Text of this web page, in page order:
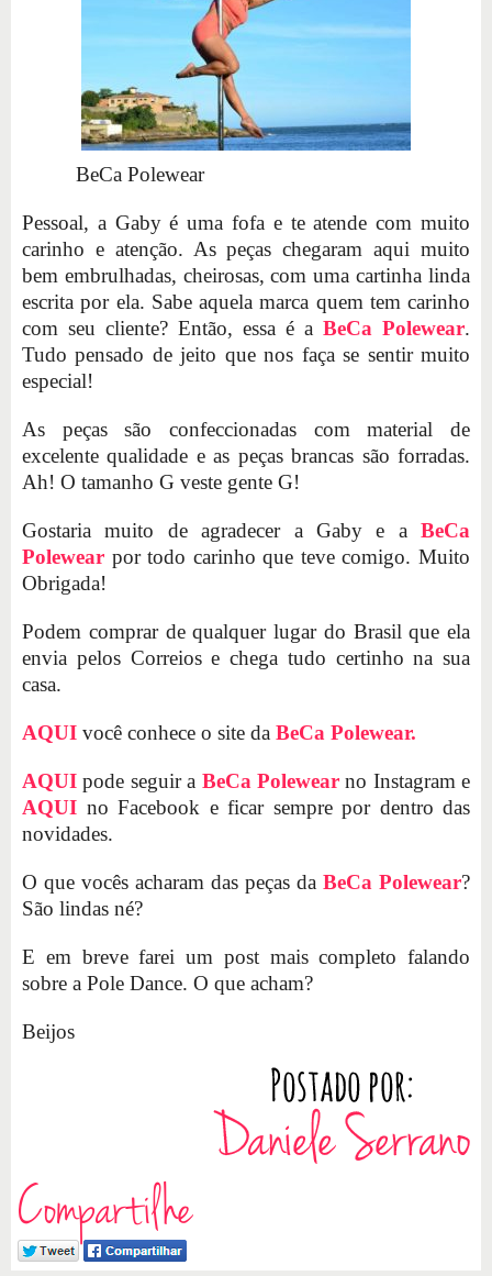
BeCa Polewear
Pessoal, a Gaby é uma fofa e te atende com muito
carinho e atenção. As peças chegaram aqui muito
bem embrulhadas, cheirosas, com uma cartinha linda
escrita por ela. Sabe aquela marca quem tem carinho
com seu cliente? Então, essa é a BeCa Polewear.
Tudo pensado de jeito que nos faça se sentir muito
especial!
As peças são confeccionadas com material de
excelente qualidade e as peças brancas são forradas.
Ah! O tamanho G veste gente G!
Gostaria muito de agradecer a Gaby e a BeCa
Polewear por todo carinho que teve comigo. Muito
Obrigada!
Podem comprar de qualquer lugar do Brasil que ela
envia pelos Correios e chega tudo certinho na sua
casa.
AQUI você conhece o site da BeCa Polewear.
AQUI pode seguir a BeCa Polewearno Instagram e
AQUI no Facebook e ficar sempre por dentro das
novidades.
O que vocês acharam das peças da BeCa Polewear?
São lindas né?
E em breve farei um post mais completo falando
sobre a Pole Dance. O que acham?
Beijos
Compartilhe